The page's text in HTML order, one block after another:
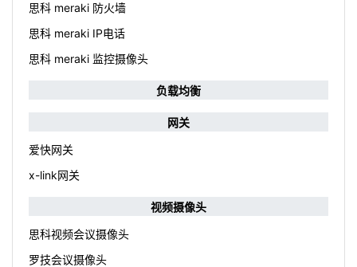
思科 meraki 防火墙
思科 meraki IP电话
思科 meraki 监控摄像头
负载均衡
网关
爱快网关
x-link网关
视频摄像头
思科视频会议摄像头
罗技会议摄像头